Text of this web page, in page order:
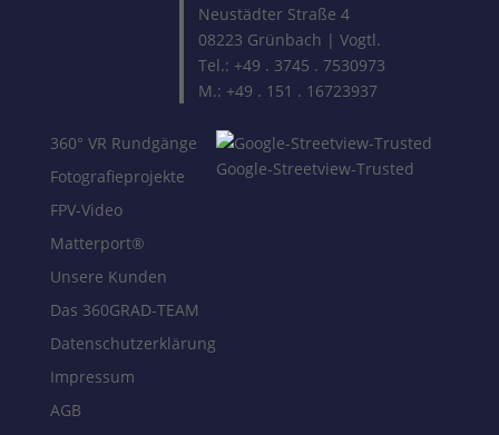
Neustädter Straße 4
08223 Grünbach | Vogtl.
Tel.: +49 . 3745 . 7530973
M.: +49 . 151 . 16723937
360° VR Rundgänge
Fotografieprojekte
FPV-Video
Matterport®
Unsere Kunden
Das 360GRAD-TEAM
Datenschutzerklärung
Impressum
AGB
Google-Streetview-Trusted